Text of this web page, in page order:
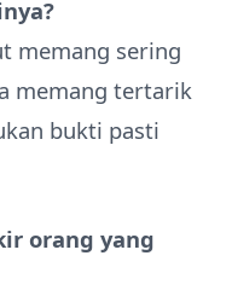
memang sering
memang tertarik
bukti pasti
orang yang